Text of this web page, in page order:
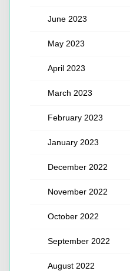
June 2023
May 2023
April 2023
March 2023
February 2023
January 2023
December 2022
November 2022
October 2022
September 2022
August 2022